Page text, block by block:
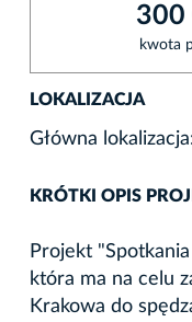
300
kwota
LOKALIZACJA
Główna
KRÓTKI OPIS
Projekt
która ma na celu
Krakowa do